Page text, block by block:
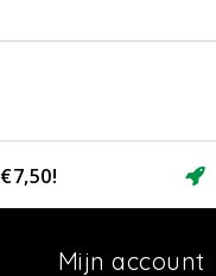
Mijn account